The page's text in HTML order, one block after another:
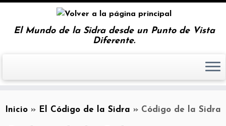
El Mundo de la Sidra desde un Punto de Vista
Diferente.
Inicio » El Código de la Sidra » Código de la Sidra